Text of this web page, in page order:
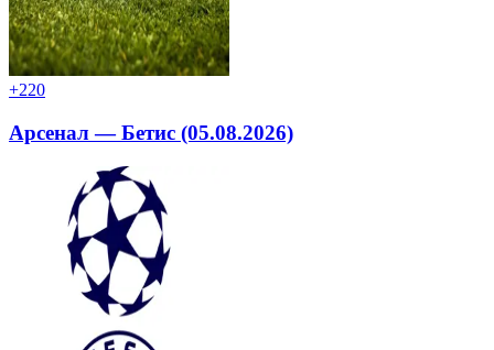
+220
Арсенал — Бетис (05.08.2026)